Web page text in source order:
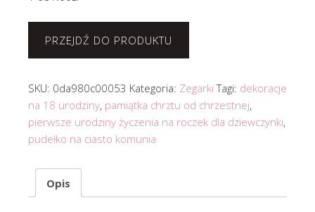
PRZEJDŹ DO PRODUKTU
SKU: 0da980c00053 Kategoria: Zegarki Tagi: dekoracje
na 18 urodziny, pamiątka chrztu od chrzestnej,
pierwsze urodziny życzenia na roczek dla dziewczynki,
pudełko na ciasto komunia
Opis